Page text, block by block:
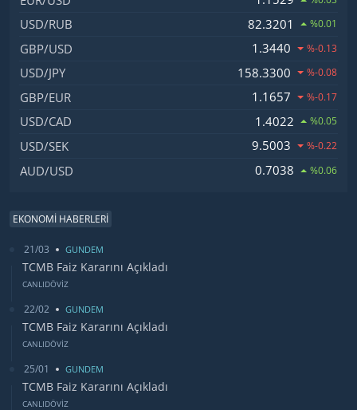
USD/RUB 82.3201 %0.01
GBP/USD 1.3440 %-0.13
USD/JPY 158.3300 %-0.08
GBP/EUR 1.1657 %-0.17
USD/CAD 1.4022 %0.05
USD/SEK 9.5003 %-0.22
AUD/USD 0.7038 %0.06
EKONOMİ HABERLERİ
21/03 GUNDEM
TCMB Faiz Kararını Açıkladı
CANLIDÖVİZ
22/02 GUNDEM
TCMB Faiz Kararını Açıkladı
CANLIDÖVİZ
25/01 GUNDEM
TCMB Faiz Kararını Açıkladı
CANLIDÖVİZ